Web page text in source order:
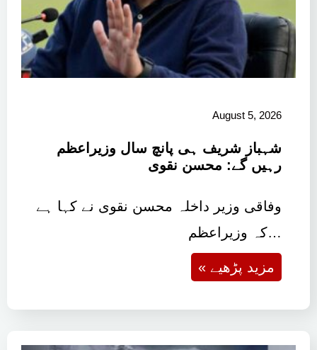
August 5, 2026
شہباز شریف ہی پانچ سال وزیراعظم
رہیں گے: محسن نقوی
وفاقی وزیر داخلہ محسن نقوی نے کہا ہے
کہ وزیراعظم…
« مزید پڑھیے